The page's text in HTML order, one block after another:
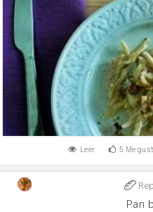
Leer 5 Me
Pan